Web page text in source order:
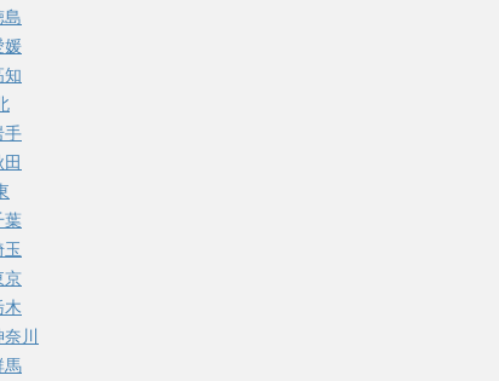
島
媛
知
手
葉
玉
京
木
川
馬